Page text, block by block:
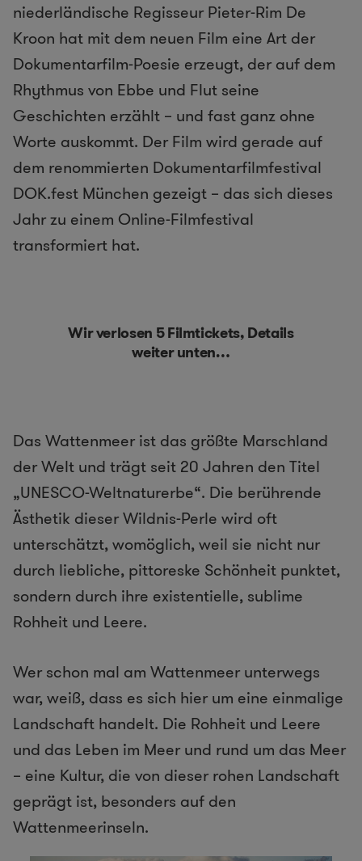
niederländische Regisseur Pieter-Rim De
Kroon hat mit dem neuen Film eine Art der
Dokumentarfilm-Poesie erzeugt, der auf dem
Rhythmus von Ebbe und Flut seine
Geschichten erzählt – und fast ganz ohne
Worte auskommt. Der Film wird gerade auf
dem renommierten Dokumentarfilmfestival
DOK.fest München gezeigt – das sich dieses
Jahr zu einem Online-Filmfestival
transformiert hat.
Wir verlosen 5 Filmtickets, Details
weiter unten…
Das Wattenmeer ist das größte Marschland
der Welt und trägt seit 20 Jahren den Titel
„UNESCO-Weltnaturerbe“. Die berührende
Ästhetik dieser Wildnis-Perle wird oft
unterschätzt, womöglich, weil sie nicht nur
durch liebliche, pittoreske Schönheit punktet,
sondern durch ihre existentielle, sublime
Rohheit und Leere.
Wer schon mal am Wattenmeer unterwegs
war, weiß, dass es sich hier um eine einmalige
Landschaft handelt. Die Rohheit und Leere
und das Leben im Meer und rund um das Meer
– eine Kultur, die von dieser rohen Landschaft
geprägt ist, besonders auf den
Wattenmeerinseln.